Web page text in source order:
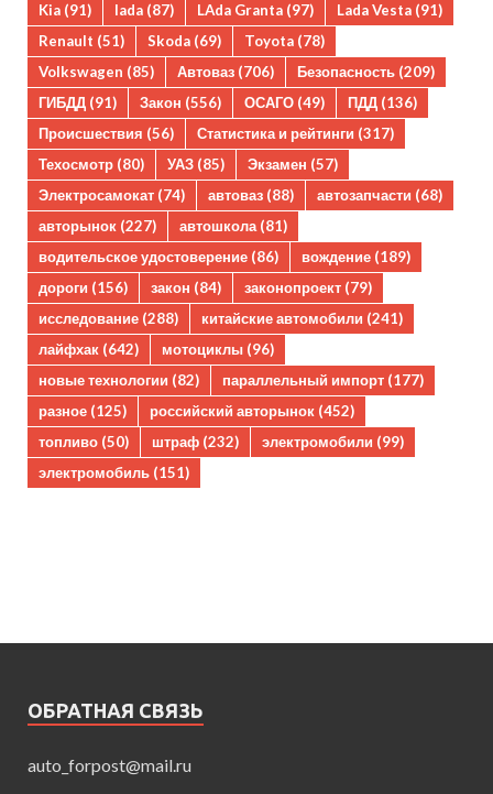
Kia (91) lada (87) LAda Granta (97) Lada Vesta (91)
Renault (51) Skoda (69) Toyota (78)
Volkswagen (85) Автоваз (706) Безопасность (209)
ГИБДД (91) Закон (556) ОСАГО (49) ПДД (136)
Происшествия (56) Статистика и рейтинги (317)
Техосмотр (80) УАЗ (85) Экзамен (57)
Электросамокат (74) автоваз (88) автозапчасти (68)
авторынок (227) автошкола(81)
водительское удостоверение (86) вождение (189)
дороги (156) закон (84) законопроект (79)
исследование (288) китайские автомобили (241)
лайфхак (642) мотоциклы (96)
новые технологии (82) параллельный импорт (177)
разное (125) российский авторынок (452)
топливо (50) штраф (232) электромобили (99)
электромобиль (151)
ОБРАТНАЯ СВЯЗЬ
auto_forpost@mail.ru